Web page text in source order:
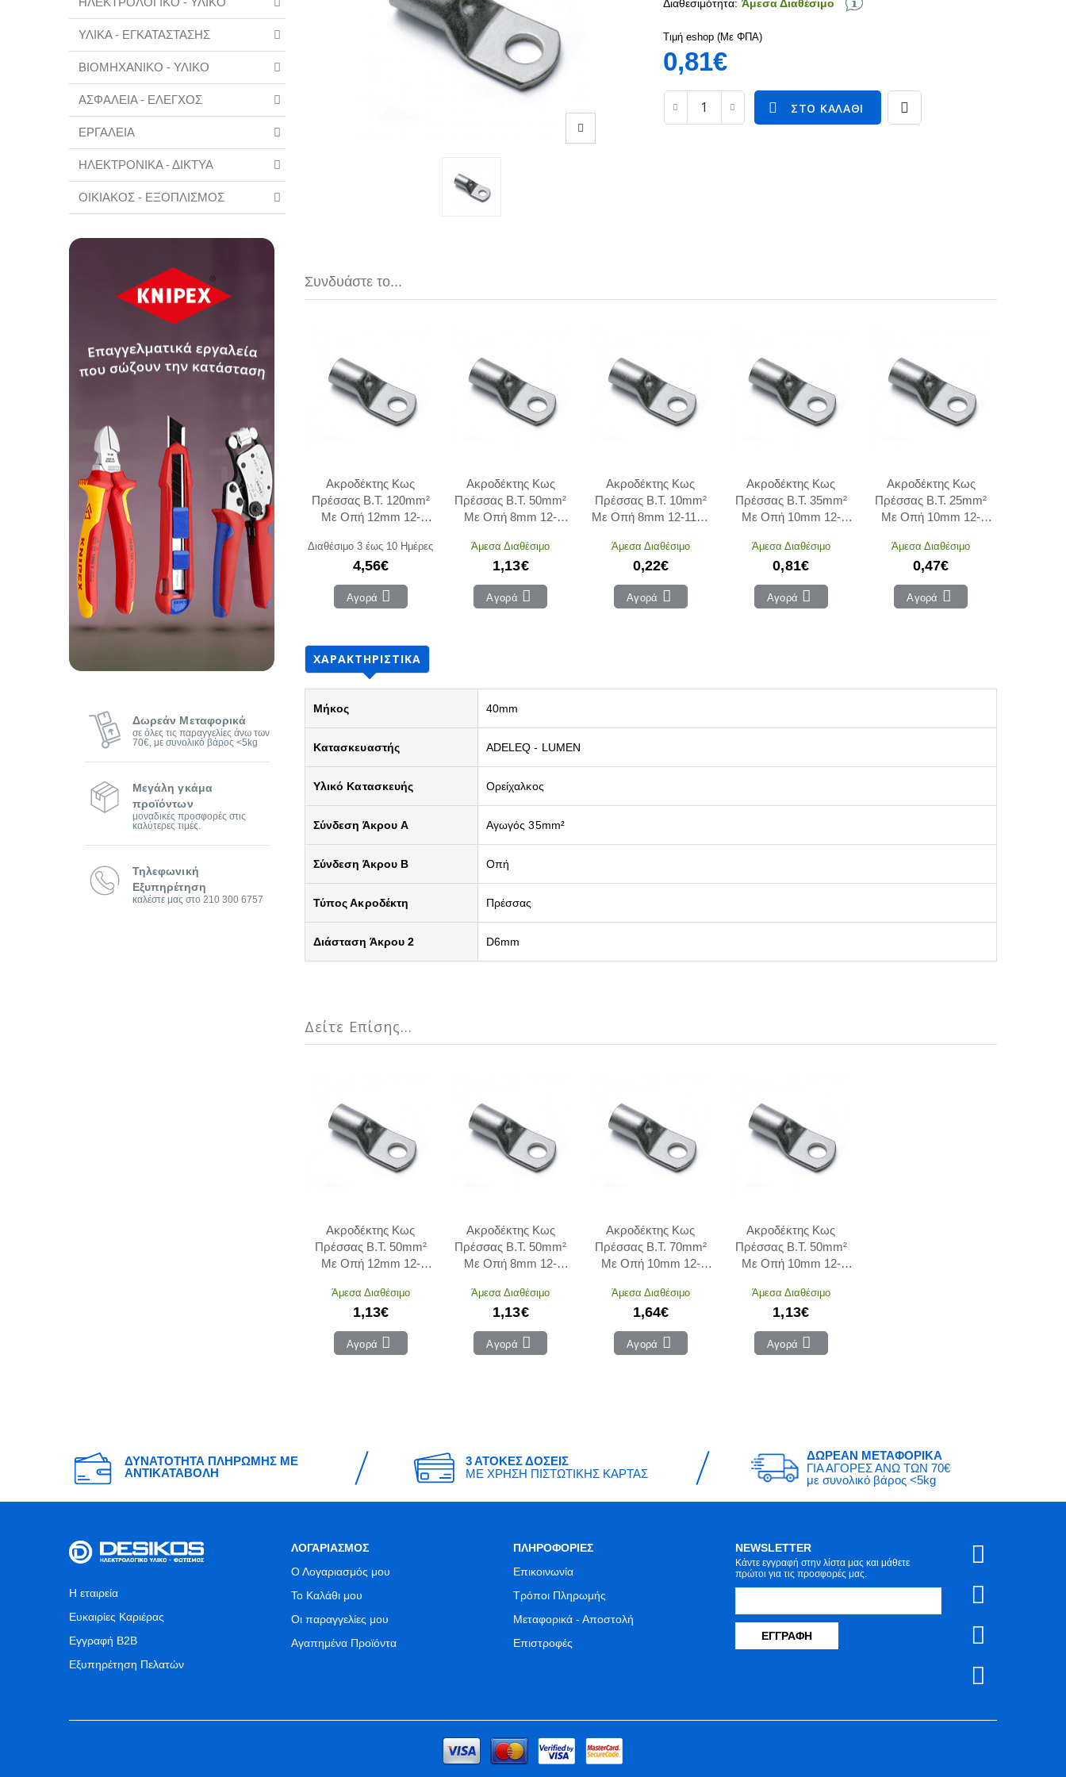
ΥΛΙΚΑ - ΕΓΚΑΤΑΣΤΑΣΗΣ
ΒΙΟΜΗΧΑΝΙΚΟ - ΥΛΙΚΟ
ΑΣΦΑΛΕΙΑ - ΕΛΕΓΧΟΣ
ΕΡΓΑΛΕΙΑ
ΗΛΕΚΤΡΟΝΙΚΑ - ΔΙΚΤΥΑ
ΟΙΚΙΑΚΟΣ - ΕΞΟΠΛΙΣΜΟΣ
Δωρεάν Μεταφορικά
σε όλες τις παραγγελίες άνω των
70€, με συνολικό βάρος <5kg
Μεγάλη γκάμα
προϊόντων
μοναδικές προσφορές στις
καλύτερες τιμές.
Τηλεφωνική
Εξυπηρέτηση
καλέστε μας στο 210 300 6757
Διαθεσιμότητα: Άμεσα Διαθέσιμο
Τιμή eshop (Με ΦΠΑ)
0,81€
ΣΤΟ ΚΑΛΆΘΙ
Συνδυάστε το...
Ακροδέκτης Κως
Πρέσσας Β.Τ. 120mm²
Με Οπή 12mm 12-
Διαθέσιμο 3 έως 10 Ημέρες
4,56€
Αγορά
Ακροδέκτης Κως
Πρέσσας Β.Τ. 50mm²
Με Οπή 8mm 12-
Άμεσα Διαθέσιμο
1,13€
Αγορά
Ακροδέκτης Κως
Πρέσσας Β.Τ. 10mm²
Με Οπή 8mm 12-1108
Άμεσα Διαθέσιμο
0,22€
Αγορά
Ακροδέκτης Κως
Πρέσσας Β.Τ. 35mm²
Με Οπή 10mm 12-
Άμεσα Διαθέσιμο
0,81€
Αγορά
Ακροδέκτης Κως
Πρέσσας Β.Τ. 25mm²
Με Οπή 10mm 12-
Άμεσα Διαθέσιμο
0,47€
Αγορά
ΧΑΡΑΚΤΗΡΙΣΤΙΚΆ
Μήκος 40mm
Κατασκευαστής ADELEQ - LUMEN
Υλικό Κατασκευής Ορείχαλκος
Σύνδεση Άκρου A Αγωγός 35mm²
Σύνδεση Άκρου B Οπή
Τύπος Ακροδέκτη Πρέσσας
Διάσταση Άκρου 2 D6mm
Δείτε Επίσης...
Ακροδέκτης Κως
Πρέσσας Β.Τ. 50mm²
Με Οπή 12mm 12-
Άμεσα Διαθέσιμο
1,13€
Αγορά
Ακροδέκτης Κως
Πρέσσας Β.Τ. 50mm²
Με Οπή 8mm 12-
Άμεσα Διαθέσιμο
1,13€
Αγορά
Ακροδέκτης Κως
Πρέσσας Β.Τ. 70mm²
Με Οπή 10mm 12-
Άμεσα Διαθέσιμο
1,64€
Αγορά
Ακροδέκτης Κως
Πρέσσας Β.Τ. 50mm²
Με Οπή 10mm 12-
Άμεσα Διαθέσιμο
1,13€
Αγορά
ΔΥΝΑΤΟΤΗΤΑ ΠΛΗΡΩΜΗΣ ΜΕ
ΑΝΤΙΚΑΤΑΒΟΛΗ
3 ΑΤΟΚΕΣ ΔΟΣΕΙΣ
ΜΕ ΧΡΗΣΗ ΠΙΣΤΩΤΙΚΗΣ ΚΑΡΤΑΣ
ΔΩΡΕΑΝ ΜΕΤΑΦΟΡΙΚΑ
ΓΙΑ ΑΓΟΡΕΣ ΑΝΩ ΤΩΝ 70€
με συνολικό βάρος <5kg
Η εταιρεία
Ευκαιρίες Καριέρας
Εγγραφή B2B
Εξυπηρέτηση Πελατών
ΛΟΓΑΡΙΑΣΜΟΣ
Ο Λογαριασμός μου
Το Καλάθι μου
Οι παραγγελίες μου
Αγαπημένα Προϊόντα
ΠΛΗΡΟΦΟΡΙΕΣ
Επικοινωνία
Τρόποι Πληρωμής
Μεταφορικά - Αποστολή
Επιστροφές
NEWSLETTER
Κάντε εγγραφή στην λίστα μας και μάθετε
πρώτοι για τις προσφορές μας.
ΕΓΓΡΑΦΉ